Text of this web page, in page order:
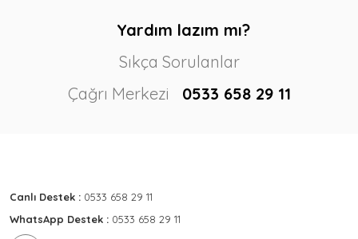
Yardım lazım mı?
Sıkça Sorulanlar
Çağrı Merkezi
0533 658 29 11
Canlı Destek : 0533 658 29 11
WhatsApp Destek : 0533 658 29 11